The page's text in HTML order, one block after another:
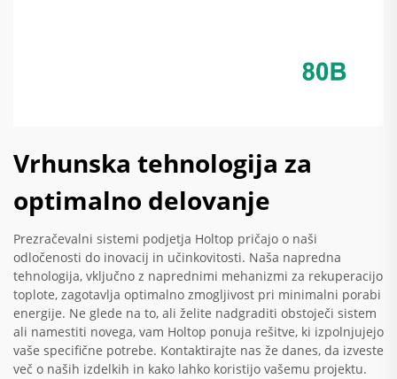
Vrhunska tehnologija za
optimalno delovanje
Prezračevalni sistemi podjetja Holtop pričajo o naši
odločenosti do inovacij in učinkovitosti. Naša napredna
tehnologija, vključno z naprednimi mehanizmi za rekuperacijo
toplote, zagotavlja optimalno zmogljivost pri minimalni porabi
energije. Ne glede na to, ali želite nadgraditi obstoječi sistem
ali namestiti novega, vam Holtop ponuja rešitve, ki izpolnjujejo
vaše specifične potrebe. Kontaktirajte nas že danes, da izveste
več o naših izdelkih in kako lahko koristijo vašemu projektu.